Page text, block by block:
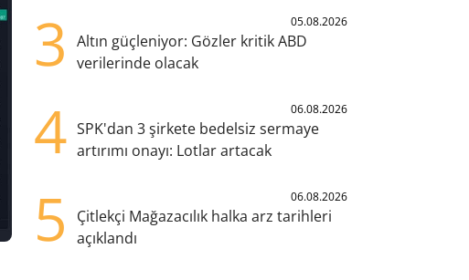
3 05.08.2026
Altın güçleniyor: Gözler kritik ABD
verilerinde olacak
4 06.08.2026
SPK'dan 3 şirkete bedelsiz sermaye
artırımı onayı: Lotlar artacak
5 06.08.2026
Çitlekçi Mağazacılık halka arz tarihleri
açıklandı